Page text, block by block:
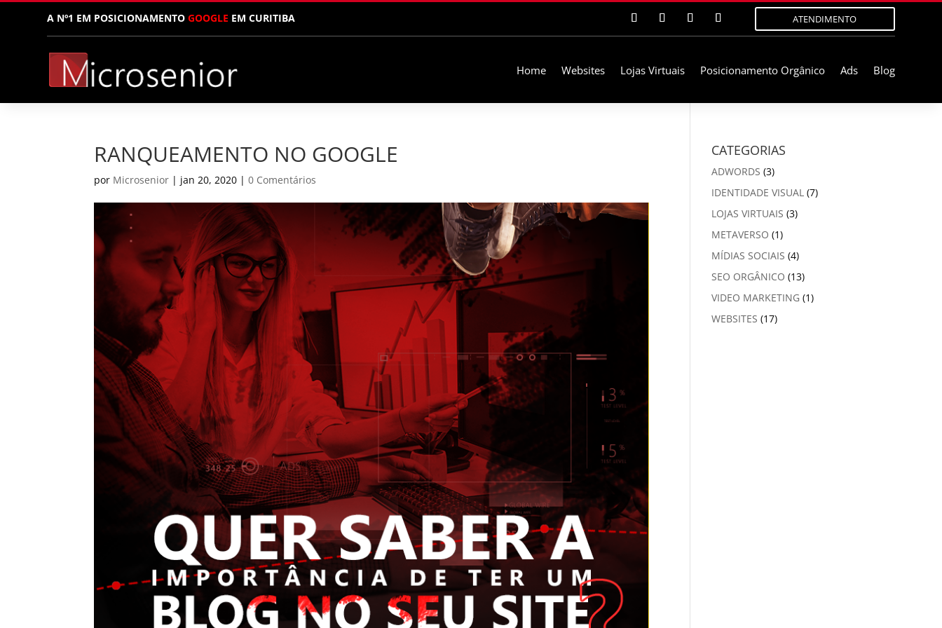
A Nº1 EM POSICIONAMENTOGOOGLE EM CURITIBA ATENDIMENTO
Home Websites Lojas Virtuais Posicionamento Orgânico Ads Blog
RANQUEAMENTO NO GOOGLE
por Microsenior | jan 20, 2020 |0 Comentários
CATEGORIAS
ADWORDS (3)
IDENTIDADE VISUAL (7)
LOJAS VIRTUAIS (3)
METAVERSO (1)
MÍDIAS SOCIAIS (4)
SEO ORGÂNICO (13)
VIDEO MARKETING (1)
WEBSITES (17)